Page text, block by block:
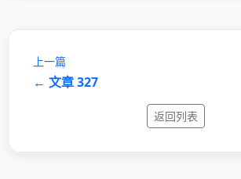
上一篇
← 文章 327
返回列表